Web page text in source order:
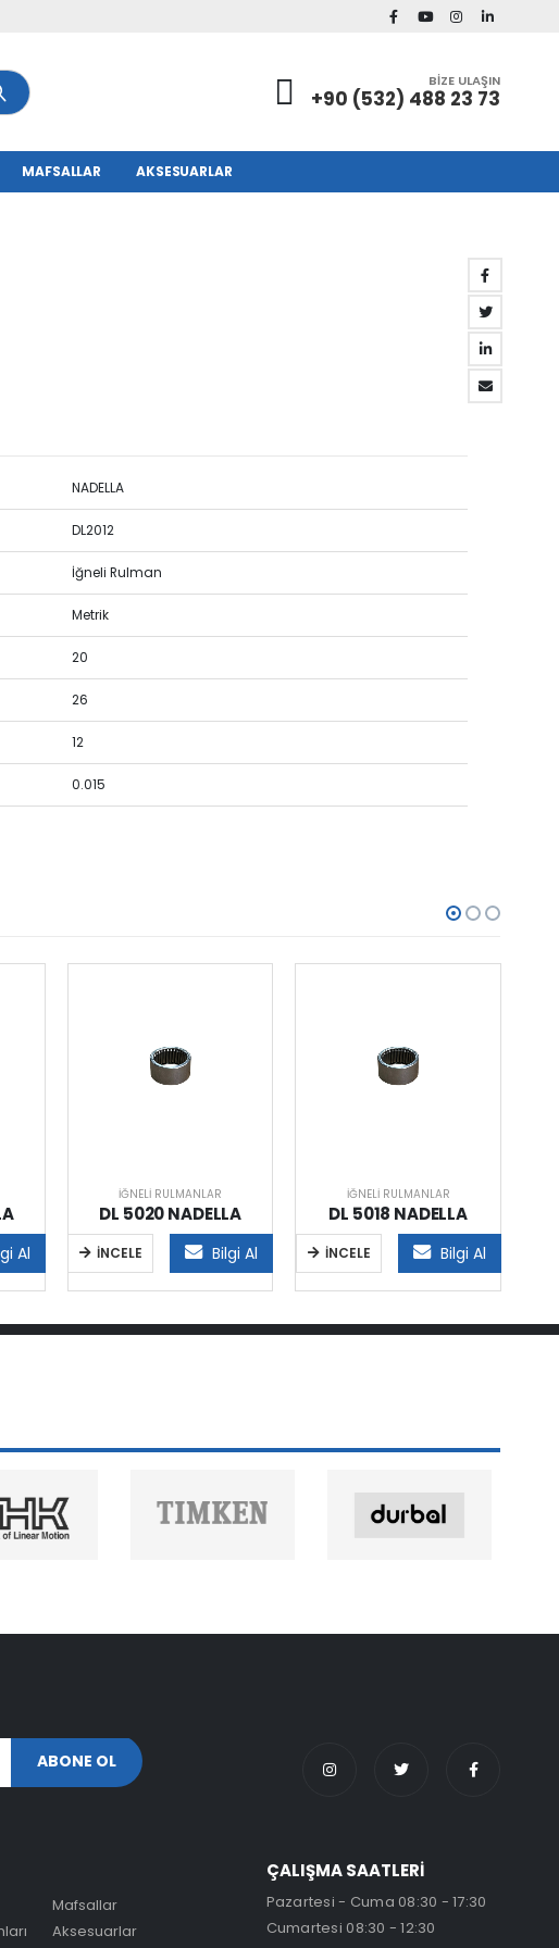
BİZE ULAŞIN
+90 (532) 488 23 73
MAFSALLAR AKSESUARLAR
NADELLA
DL2012
İğneli Rulman
Metrik
20
26
12
0.015
Al
İĞNELI RULMANLAR
DL 5020 NADELLA
İNCELE Bilgi Al
İĞNELI RULMANLAR
DL 5018 NADELLA
İNCELE Bilgi Al
Mafsallar
Aksesuarlar
ÇALIŞMA SAATLERİ
Pazartesi - Cuma 08:30 - 17:30
Cumartesi 08:30 - 12:30